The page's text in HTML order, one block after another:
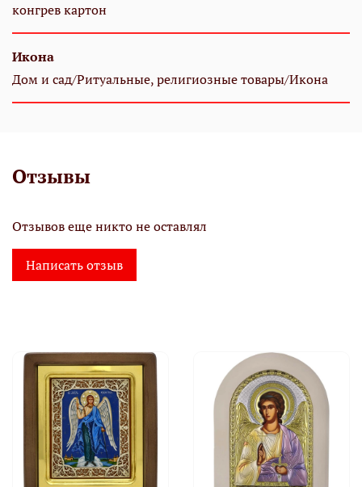
конгрев картон
Икона
Дом и сад/Ритуальные, религиозные товары/Икона
Отзывы
Отзывов еще никто не оставлял
Написать отзыв